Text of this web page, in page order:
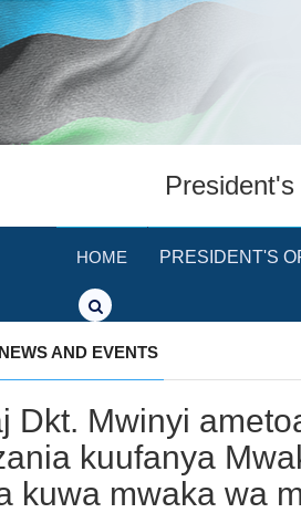
HOME PRESIDENT'S
AND EVENTS
Dkt. Mwinyi
kuufanya
kuwa mwaka wa